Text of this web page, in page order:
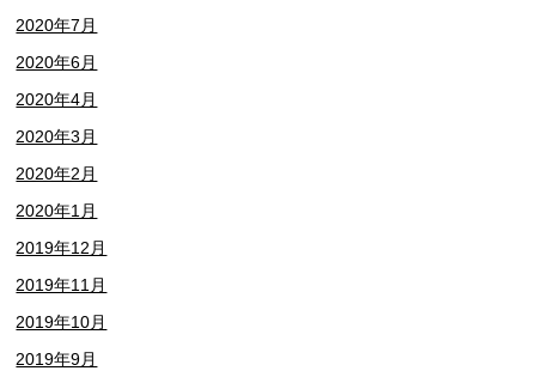
2020年7月
2020年6月
2020年4月
2020年3月
2020年2月
2020年1月
2019年12月
2019年11月
2019年10月
2019年9月